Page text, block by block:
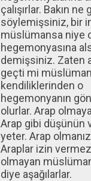
çalışırlar. Bakın ne
söylemişsiniz, bir
müslümansa niye
hegemonyasına
demişsiniz. Zaten
geçti mi
kendiliklerinden o
hegemonyanın
olurlar. Arap
Arap gibi düşünün
yeter. Arap
Araplar izin
olmayan
diye aşağılarlar.